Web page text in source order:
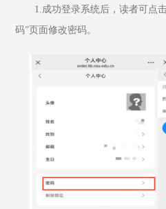
1.成功登录系统后，读者可点
码”页面修改密码。